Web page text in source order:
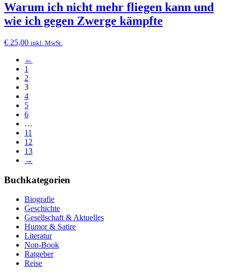
Warum ich nicht mehr fliegen kann und
wie ich gegen Zwerge kämpfte
€ 25,00 inkl. MwSt.
←
1
2
3
4
5
6
…
11
12
13
→
Buchkategorien
Biografie
Geschichte
Gesellschaft & Aktuelles
Humor & Satire
Literatur
Non-Book
Ratgeber
Reise